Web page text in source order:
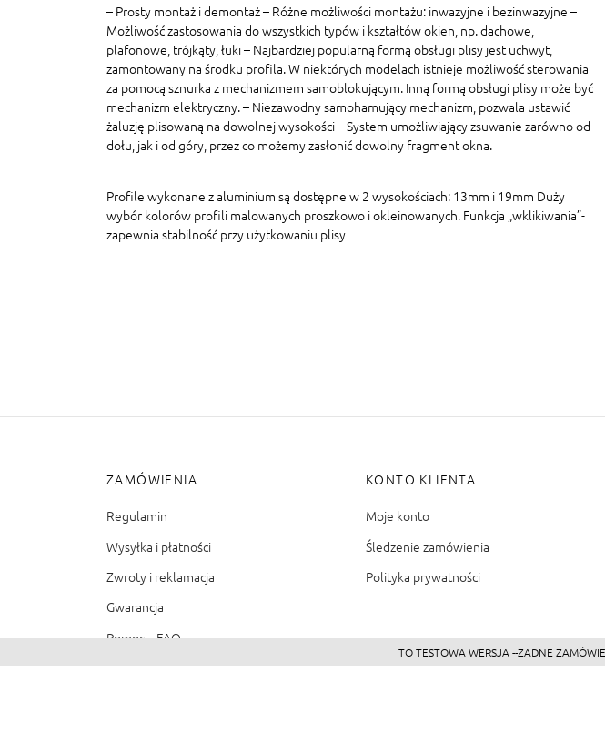
– Prosty montaż i demontaż – Różne możliwości montażu: inwazyjne i bezinwazyjne –
Możliwość zastosowania do wszystkich typów i kształtów okien, np. dachowe,
plafonowe, trójkąty, łuki – Najbardziej popularną formą obsługi plisy jest uchwyt,
zamontowany na środku profila. W niektórych modelach istnieje możliwość sterowania
za pomocą sznurka z mechanizmem samoblokującym. Inną formą obsługi plisy może być
mechanizm elektryczny. – Niezawodny samohamujący mechanizm, pozwala ustawić
żaluzję plisowaną na dowolnej wysokości – System umożliwiający zsuwanie zarówno od
dołu, jak i od góry, przez co możemy zasłonić dowolny fragment okna.
Profile wykonane z aluminium są dostępne w 2 wysokościach: 13mm i 19mm Duży
wybór kolorów profili malowanych proszkowo i okleinowanych. Funkcja „wklikiwania”-
zapewnia stabilność przy użytkowaniu plisy
ZAMÓWIENIA
Regulamin
Wysyłka i płatności
Zwroty i reklamacja
Gwarancja
Pomoc – FAQ
KONTO KLIENTA
Moje konto
Śledzenie zamówienia
Polityka prywatności
TO TESTOWA WERSJA --ŻADNE